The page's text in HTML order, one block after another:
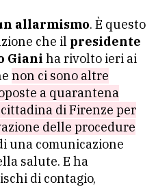
allarmismo. È questo
che il presidente
Giani ha rivolto ieri ai
non ci sono altre
a quarantena
di Firenze per
delle procedure
una comunicazione
salute. E ha
di contagio,